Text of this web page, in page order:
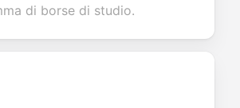
di borse di studio.